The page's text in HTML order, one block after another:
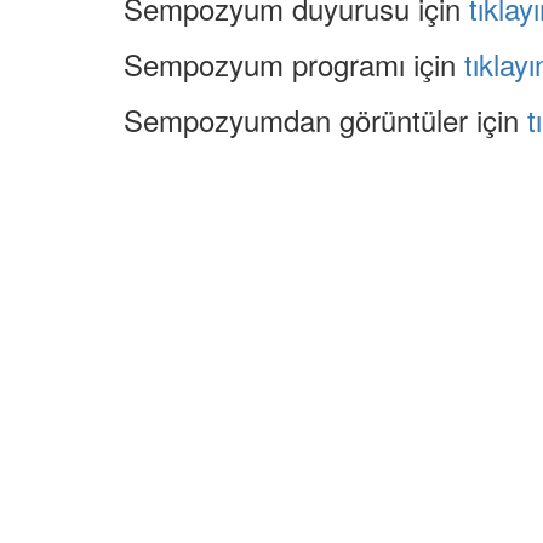
Sempozyum programı için
Sempozyumdan görüntüler için